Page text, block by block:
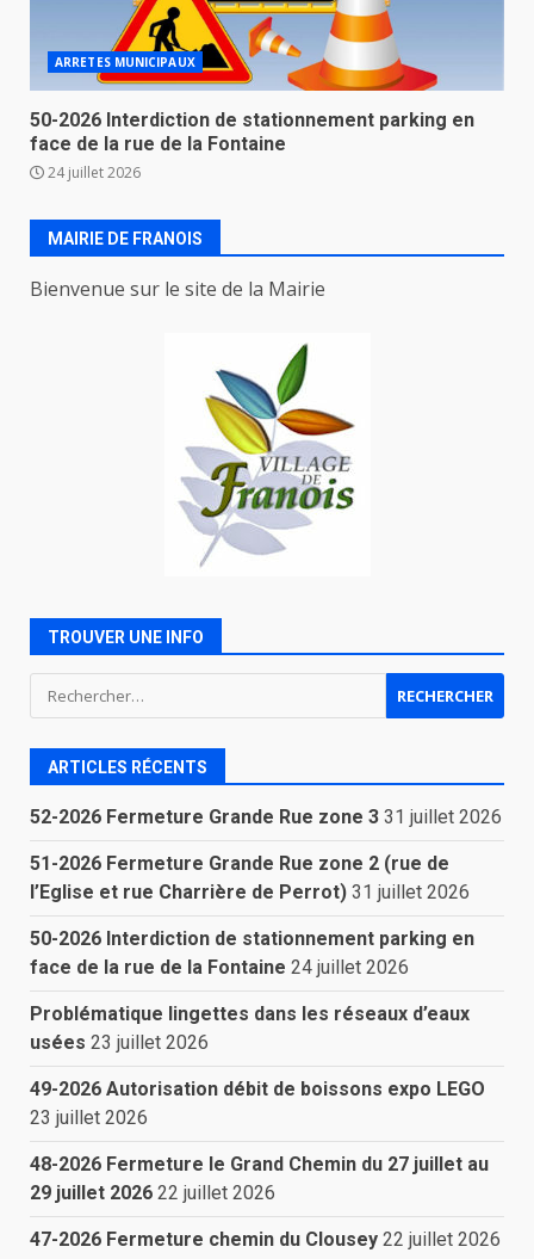
ARRETES MUNICIPAUX
50-2026 Interdiction de stationnement parking en
face de la rue de la Fontaine
24 juillet 2026
MAIRIE DE FRANOIS
Bienvenue sur le site de la Mairie
TROUVER UNE INFO
Rechercher :
ARTICLES RÉCENTS
52-2026 Fermeture Grande Rue zone 3 31 juillet 2026
51-2026 Fermeture Grande Rue zone 2 (rue de
l’Eglise et rue Charrière de Perrot) 31 juillet 2026
50-2026 Interdiction de stationnement parking en
face de la rue de la Fontaine 24 juillet 2026
Problématique lingettes dans les réseaux d’eaux
usées 23 juillet 2026
49-2026 Autorisation débit de boissons expo LEGO
23 juillet 2026
48-2026 Fermeture le Grand Chemin du 27 juillet au
29 juillet 2026 22 juillet 2026
47-2026 Fermeture chemin du Clousey 22 juillet 2026